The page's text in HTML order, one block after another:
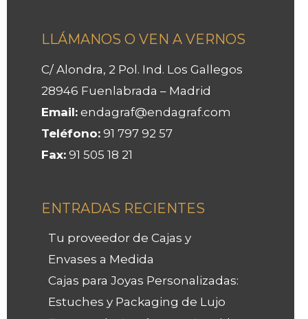
LLÁMANOS O VEN A VERNOS
C/ Alondra, 2 Pol. Ind. Los Gallegos
28946 Fuenlabrada – Madrid
Email: endagraf@endagraf.com
Teléfono: 91 797 92 57
Fax: 91 505 18 21
ENTRADAS RECIENTES
Tu proveedor de Cajas y
Envases a Medida
Cajas para Joyas Personalizadas:
Estuches y Packaging de Lujo